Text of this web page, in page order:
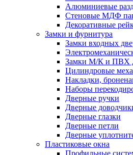
Алюминиевые
Стеновые МДФ
Декоративные
Замки и фурнитура
Замки входных
Замки М/К и ПВХ
Цилиндровые
Накладки,
Наборы
Дверные ручки
Дверные
Дверные глазки
Дверные петли
Дверные
Пластиковые окна
Профильные